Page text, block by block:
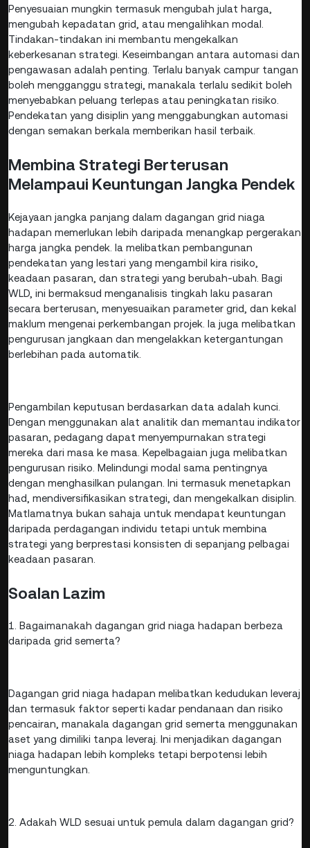
Penyesuaian mungkin termasuk mengubah julat harga,
mengubah kepadatan grid, atau mengalihkan modal.
Tindakan-tindakan ini membantu mengekalkan
keberkesanan strategi. Keseimbangan antara automasi dan
pengawasan adalah penting. Terlalu banyak campur tangan
boleh mengganggu strategi, manakala terlalu sedikit boleh
menyebabkan peluang terlepas atau peningkatan risiko.
Pendekatan yang disiplin yang menggabungkan automasi
dengan semakan berkala memberikan hasil terbaik.
Membina Strategi Berterusan
Melampaui Keuntungan Jangka Pendek
Kejayaan jangka panjang dalam dagangan grid niaga
hadapan memerlukan lebih daripada menangkap pergerakan
harga jangka pendek. Ia melibatkan pembangunan
pendekatan yang lestari yang mengambil kira risiko,
keadaan pasaran, dan strategi yang berubah-ubah. Bagi
WLD, ini bermaksud menganalisis tingkah laku pasaran
secara berterusan, menyesuaikan parameter grid, dan kekal
maklum mengenai perkembangan projek. Ia juga melibatkan
pengurusan jangkaan dan mengelakkan ketergantungan
berlebihan pada automatik.
Pengambilan keputusan berdasarkan data adalah kunci.
Dengan menggunakan alat analitik dan memantau indikator
pasaran, pedagang dapat menyempurnakan strategi
mereka dari masa ke masa. Kepelbagaian juga melibatkan
pengurusan risiko. Melindungi modal sama pentingnya
dengan menghasilkan pulangan. Ini termasuk menetapkan
had, mendiversifikasikan strategi, dan mengekalkan disiplin.
Matlamatnya bukan sahaja untuk mendapat keuntungan
daripada perdagangan individu tetapi untuk membina
strategi yang berprestasi konsisten di sepanjang pelbagai
keadaan pasaran.
Soalan Lazim
1. Bagaimanakah dagangan grid niaga hadapan berbeza
daripada grid semerta?
Dagangan grid niaga hadapan melibatkan kedudukan leveraj
dan termasuk faktor seperti kadar pendanaan dan risiko
pencairan, manakala dagangan grid semerta menggunakan
aset yang dimiliki tanpa leveraj. Ini menjadikan dagangan
niaga hadapan lebih kompleks tetapi berpotensi lebih
menguntungkan.
2. Adakah WLD sesuai untuk pemula dalam dagangan grid?